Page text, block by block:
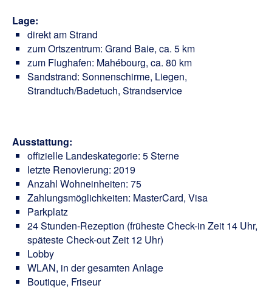
Lage:
direkt am Strand
zum Ortszentrum: Grand Baie, ca. 5 km
zum Flughafen: Mahébourg, ca. 80 km
Sandstrand: Sonnenschirme, Liegen,
Strandtuch/Badetuch, Strandservice
Ausstattung:
offizielle Landeskategorie: 5 Sterne
letzte Renovierung: 2019
Anzahl Wohneinheiten: 75
Zahlungsmöglichkeiten: MasterCard, Visa
Parkplatz
24 Stunden-Rezeption (früheste Check-in Zeit 14 Uhr,
späteste Check-out Zeit 12 Uhr)
Lobby
WLAN, in der gesamten Anlage
Boutique, Friseur